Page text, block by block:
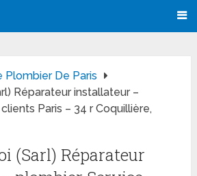
Plombier De Paris
Réparateur installateur –
Paris – 34 r Coquillière,
(Sarl) Réparateur